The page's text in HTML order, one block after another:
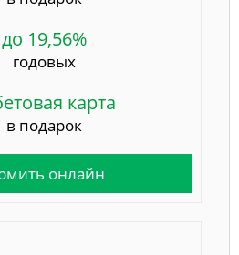
до 19,56%
годовых
карта
в подарок
онлайн